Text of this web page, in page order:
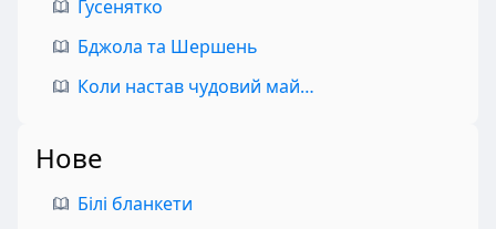
Гусенятко
Бджола та Шершень
Коли настав чудовий май…
Нове
Білі бланкети